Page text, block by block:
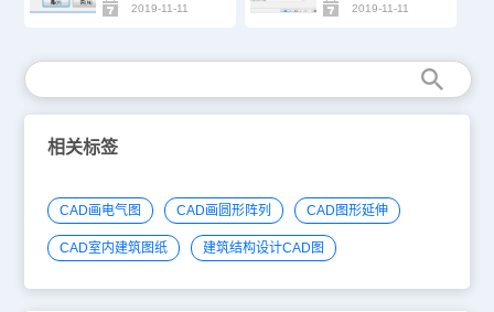
2019-11-11 2019-11-11
相关标签
CAD画电气图 CAD画圆形阵列 CAD图形延伸
CAD室内建筑图纸 建筑结构设计CAD图